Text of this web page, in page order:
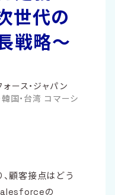
世代の
戦略〜
ース・ジャパン
国・台湾 コマーシ
顧客接点はどう
の